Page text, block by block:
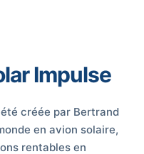
Impulse
créée par Bertrand
en avion solaire,
rentables en